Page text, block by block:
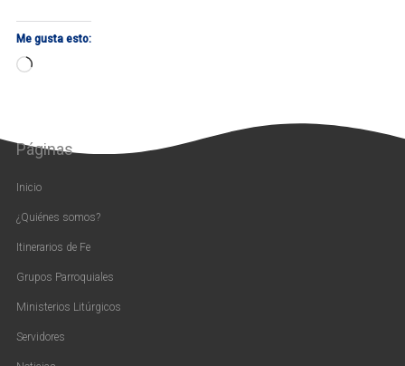
Me gusta esto:
Cargando...
Páginas
Inicio
¿Quiénes somos?
Itinerarios de Fe
Grupos Parroquiales
Ministerios Litúrgicos
Servidores